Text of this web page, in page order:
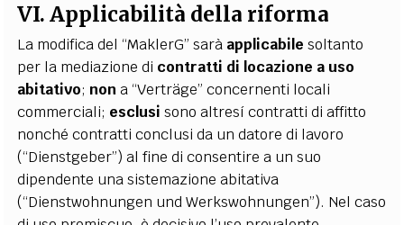
VI. Applicabilità della riforma
La modifica del “MaklerG” sarà applicabile soltanto
per la mediazione di contratti di locazione a uso
abitativo; nona “Verträge” concernenti locali
commerciali; esclusi sono altresí contratti di affitto
nonché contratti conclusi da un datore di lavoro
(“Dienstgeber”) al fine di consentire a un suo
dipendente una sistemazione abitativa
(“Dienstwohnungen und Werkswohnungen”). Nel caso